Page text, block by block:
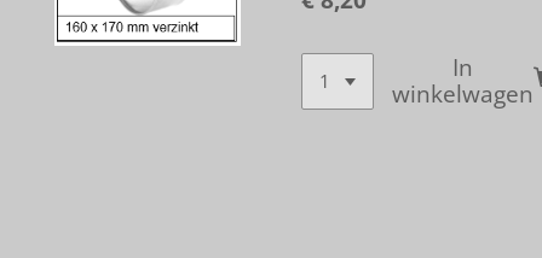
In
winkelwagen